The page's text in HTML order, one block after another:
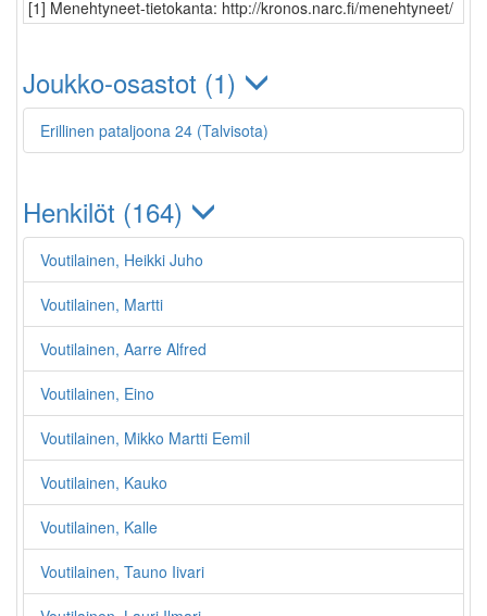
[1] Menehtyneet-tietokanta: http://kronos.narc.fi/menehtyneet/
Joukko-osastot (1)
Erillinen pataljoona 24 (Talvisota)
Henkilöt (164)
Voutilainen, Heikki Juho
Voutilainen, Martti
Voutilainen, Aarre Alfred
Voutilainen, Eino
Voutilainen, Mikko Martti Eemil
Voutilainen, Kauko
Voutilainen, Kalle
Voutilainen, Tauno Iivari